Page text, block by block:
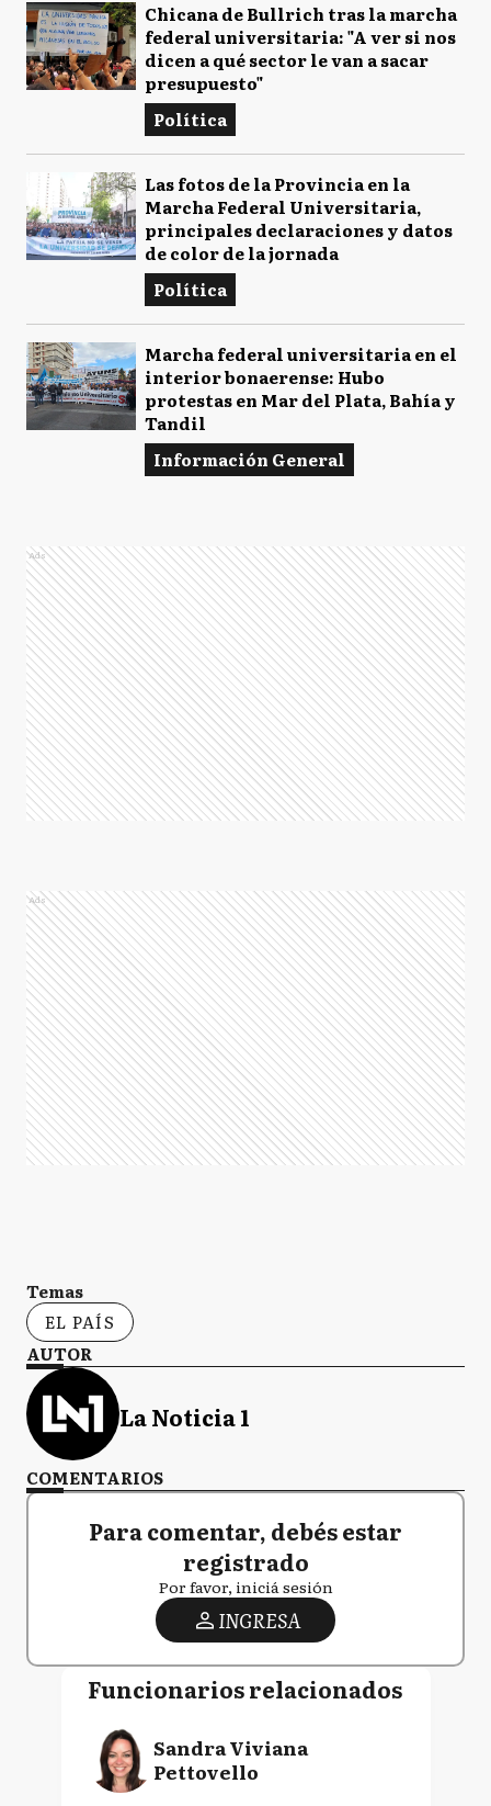
Chicana de Bullrich tras la marcha
federal universitaria: "A ver si nos
dicen a qué sector le van a sacar
presupuesto"
Política
Las fotos de la Provincia en la
Marcha Federal Universitaria,
principales declaraciones y datos
de color de la jornada
Política
Marcha federal universitaria en el
interior bonaerense: Hubo
protestas en Mar del Plata, Bahía y
Tandil
Información General
Ads
Ads
Temas
EL PAÍS
AUTOR
La Noticia 1
COMENTARIOS
Para comentar, debés estar
registrado
Por favor, iniciá sesión
INGRESA
Funcionarios relacionados
Sandra Viviana
Pettovello